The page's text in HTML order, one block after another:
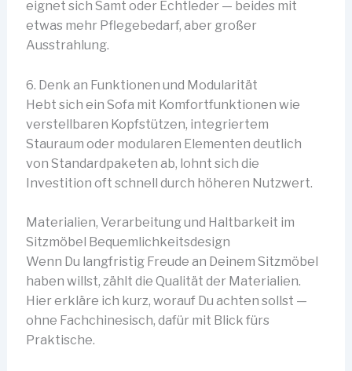
eignet sich Samt oder Echtleder — beides mit
etwas mehr Pflegebedarf, aber großer
Ausstrahlung.
6. Denk an Funktionen und Modularität
Hebt sich ein Sofa mit Komfortfunktionen wie
verstellbaren Kopfstützen, integriertem
Stauraum oder modularen Elementen deutlich
von Standardpaketen ab, lohnt sich die
Investition oft schnell durch höheren Nutzwert.
Materialien, Verarbeitung und Haltbarkeit im
Sitzmöbel Bequemlichkeitsdesign
Wenn Du langfristig Freude an Deinem Sitzmöbel
haben willst, zählt die Qualität der Materialien.
Hier erkläre ich kurz, worauf Du achten sollst —
ohne Fachchinesisch, dafür mit Blick fürs
Praktische.